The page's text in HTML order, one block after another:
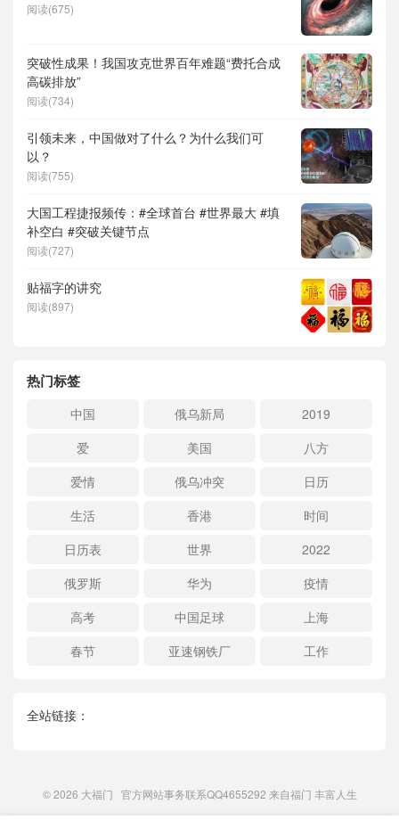
阅读(675)
突破性成果！我国攻克世界百年难题“费托合成
高碳排放”
阅读(734)
引领未来，中国做对了什么？为什么我们可
以？
阅读(755)
大国工程捷报频传：#全球首台 #世界最大 #填
补空白 #突破关键节点
阅读(727)
贴福字的讲究
阅读(897)
热门标签
中国 俄乌新局
2019
爱
美国
八方
爱情
俄乌冲突
日历
生活
香港
时间
日历表
世界
2022
俄罗斯
华为
疫情
高考
中国足球
上海
春节
亚速钢铁厂 工作
全站链接：
© 2026 大福门 官方网站事务联系QQ4655292 来自福门 丰富人生